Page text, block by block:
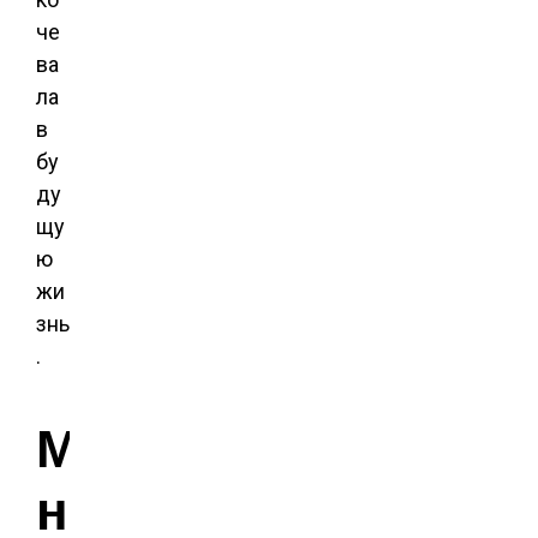
че
ва
ла
в
бу
ду
щу
ю
жи
знь
.
М
н